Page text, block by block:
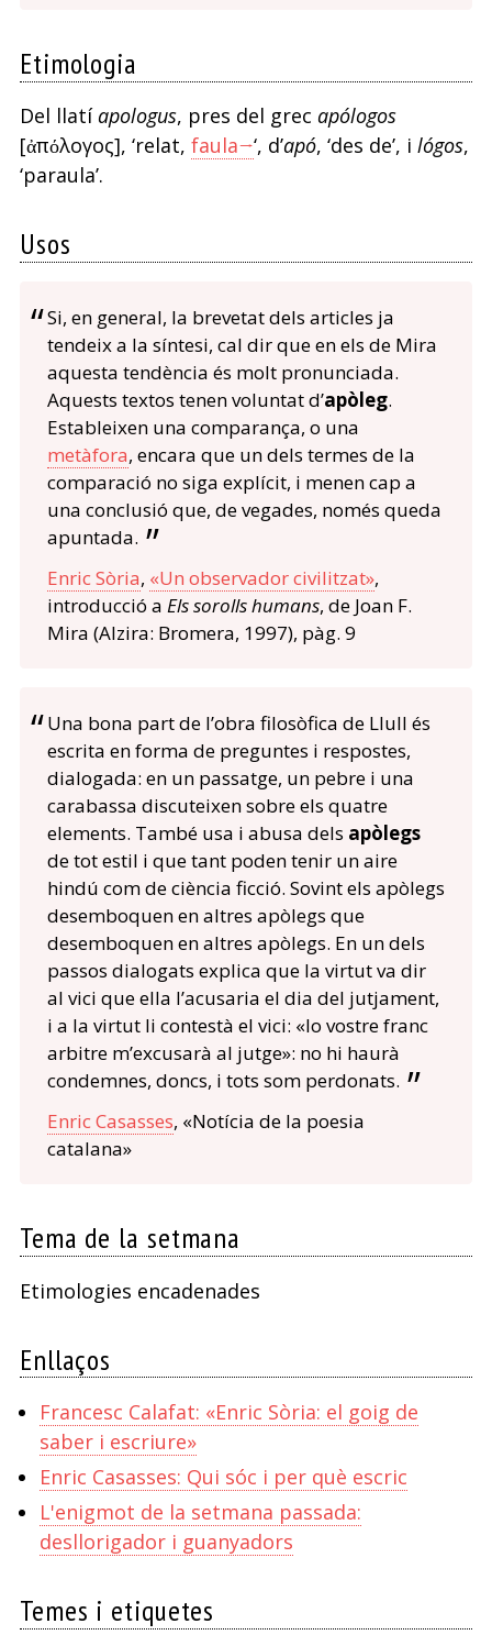
Etimologia
Del llatíapologus, pres del grec apólogos
[ἀπόλογος], ‘relat, faula→‘, d’apó, ‘des de’, i lógos,
‘paraula’.
Usos
Si, en general, la brevetat dels articles ja
tendeix a la síntesi, cal dir que en els de Mira
aquesta tendència és molt pronunciada.
Aquests textos tenen voluntat d’apòleg.
Estableixen una comparança, o una
metàfora, encara que un dels termes de la
comparació no siga explícit, i menen cap a
una conclusió que, de vegades, només queda
apuntada.
Enric Sòria, «Un observador civilitzat»,
introducció a Els sorolls humans, de Joan F.
Mira (Alzira: Bromera, 1997), pàg. 9
Una bona part de l’obra filosòfica de Llull és
escrita en forma de preguntes i respostes,
dialogada: en un passatge, un pebre i una
carabassa discuteixen sobre els quatre
elements. També usa i abusa dels apòlegs
de tot estil i que tant poden tenir un aire
hindú com de ciència ficció. Sovint els apòlegs
desemboquen en altres apòlegs que
desemboquen en altres apòlegs. En un dels
passos dialogats explica que la virtut va dir
al vici que ella l’acusaria el dia del jutjament,
i a la virtut li contestà el vici: «lo vostre franc
arbitre m’excusarà al jutge»: no hi haurà
condemnes, doncs, i tots som perdonats.
Enric Casasses, «Notícia de la poesia
catalana»
Tema de la setmana
Etimologies encadenades
Enllaços
Francesc Calafat: «Enric Sòria: el goig de
saber i escriure»
Enric Casasses: Qui sóc i per què escric
L'enigmot de la setmana passada:
desllorigador i guanyadors
Temes i etiquetes